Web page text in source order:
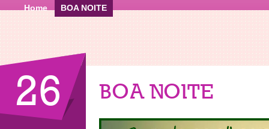
Home BOA NOITE
26 BOA NOITE